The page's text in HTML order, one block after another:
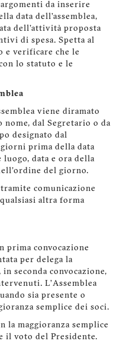
da inserire
data dell’assemblea,
dell'attività proposta
di spesa. Spetta al
e verificare che le
lo statuto e le
viene diramato
nome, dal Segretario o da
designato dal
prima della data
data e ora della
del giorno.
comunicazione
altra forma
prima convocazione
per delega la
seconda convocazione,
L’Assemblea
sia presente o
semplice dei soci.
la maggioranza semplice
il voto del Presidente.